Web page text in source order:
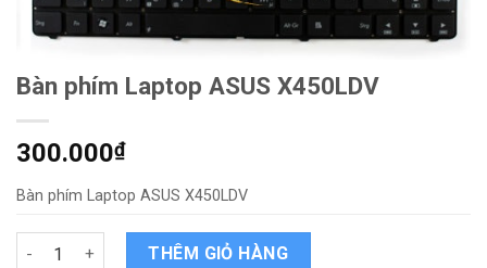
Bàn phím Laptop ASUS X450LDV
300.000₫
Bàn phím Laptop ASUS X450LDV
Bàn phím Laptop ASUS X450LDV quantity
THÊM GIỎ HÀNG